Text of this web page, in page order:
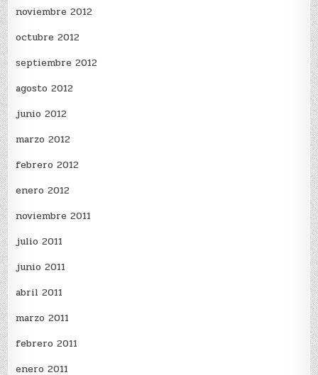
noviembre 2012
octubre 2012
septiembre 2012
agosto 2012
junio 2012
marzo 2012
febrero 2012
enero 2012
noviembre 2011
julio 2011
junio 2011
abril 2011
marzo 2011
febrero 2011
enero 2011